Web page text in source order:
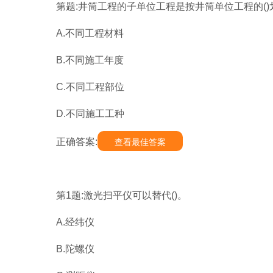
第题:井筒工程的子单位工程是按井筒单位工程的()
A.不同工程材料
B.不同施工年度
C.不同工程部位
D.不同施工工种
正确答案: 查看最佳答案
第1题:激光扫平仪可以替代()。
A.经纬仪
B.陀螺仪